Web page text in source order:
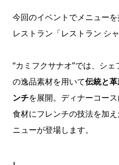
今回のイベントでメニュー
レストラン「レストラン シャ
“カミフクサナオ”では、シ
の逸品素材を用いて伝統と
ンチを展開。ディナーコー
食材にフレンチの技法を加
ニューが登場します。